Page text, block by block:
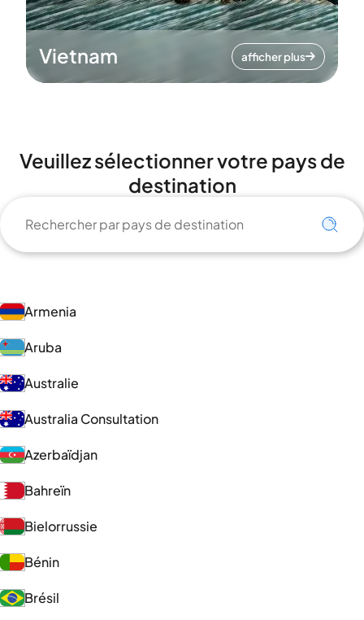
Vietnam afficher plus
Veuillez sélectionner votre pays de
destination
Armenia
Aruba
Australie
Australia Consultation
Azerbaïdjan
Bahreïn
Bielorrussie
Bénin
Brésil